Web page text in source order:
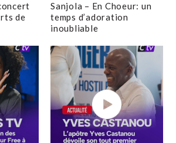
de
Sanjola – En Choeur: un
temps d’adoration
inoubliable